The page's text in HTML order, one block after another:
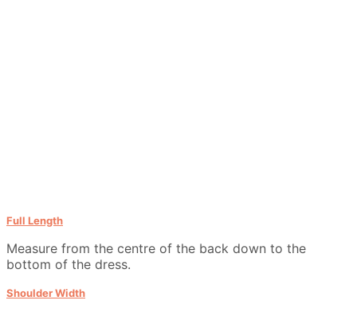
Full Length
Measure from the centre of the back down to the
bottom of the dress.
Shoulder Width